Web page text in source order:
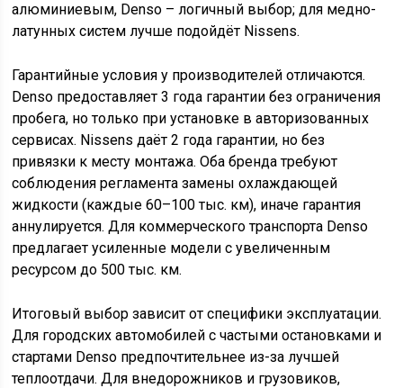
алюминиевым, Denso – логичный выбор; для медно-
латунных систем лучше подойдёт Nissens.
Гарантийные условия у производителей отличаются.
Denso предоставляет 3 года гарантии без ограничения
пробега, но только при установке в авторизованных
сервисах. Nissens даёт 2 года гарантии, но без
привязки к месту монтажа. Оба бренда требуют
соблюдения регламента замены охлаждающей
жидкости (каждые 60–100 тыс. км), иначе гарантия
аннулируется. Для коммерческого транспорта Denso
предлагает усиленные модели с увеличенным
ресурсом до 500 тыс. км.
Итоговый выбор зависит от специфики эксплуатации.
Для городских автомобилей с частыми остановками и
стартами Denso предпочтительнее из-за лучшей
теплоотдачи. Для внедорожников и грузовиков,